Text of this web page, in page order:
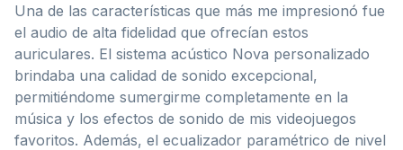
Una de las características que más me impresionó fue
el audio de alta fidelidad que ofrecían estos
auriculares. El sistema acústico Nova personalizado
brindaba una calidad de sonido excepcional,
permitiéndome sumergirme completamente en la
música y los efectos de sonido de mis videojuegos
favoritos. Además, el ecualizador paramétrico de nivel